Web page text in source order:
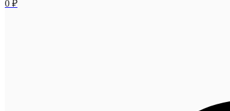
0 ₽